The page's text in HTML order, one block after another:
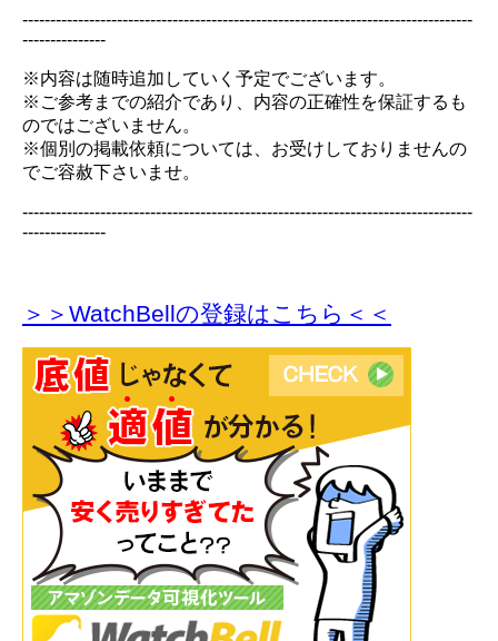
---------------------------------------------------------------------------------
---------------
※内容は随時追加していく予定でございます。
※ご参考までの紹介であり、内容の正確性を保証するも
のではございません。
※個別の掲載依頼については、お受けしておりませんの
でご容赦下さいませ。
---------------------------------------------------------------------------------
---------------
＞＞WatchBellの登録はこちら＜＜